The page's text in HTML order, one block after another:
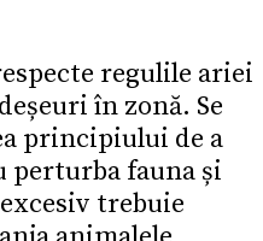
regulile ariei
în zonă. Se
principiului de a
perturba fauna și
trebuie